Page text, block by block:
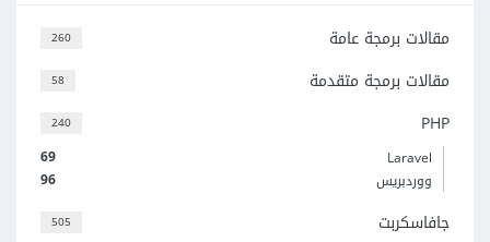
260 مقالات برمجة عامة
58 مقالات برمجة متقدمة
240 PHP
69
Laravel
96
ووردبريس
505 جافاسكربت